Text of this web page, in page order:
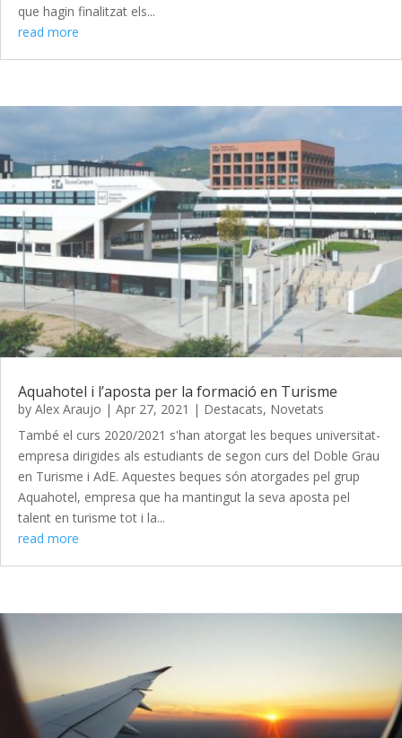
que hagin finalitzat els...
read more
Aquahotel i l’aposta per la formació en Turisme
by Alex Araujo | Apr 27, 2021 | Destacats, Novetats
També el curs 2020/2021 s'han atorgat les beques universitat-
empresa dirigides als estudiants de segon curs del Doble Grau
en Turisme i AdE. Aquestes beques són atorgades pel grup
Aquahotel, empresa que ha mantingut la seva aposta pel
talent en turisme tot i la...
read more